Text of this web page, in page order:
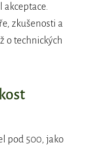
zkušenosti a
o technických
pod 500, jako